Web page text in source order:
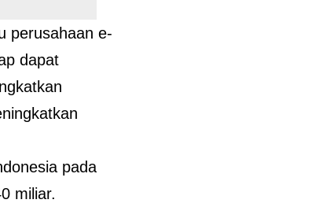
perusahaan e-
dapat
pada
miliar.